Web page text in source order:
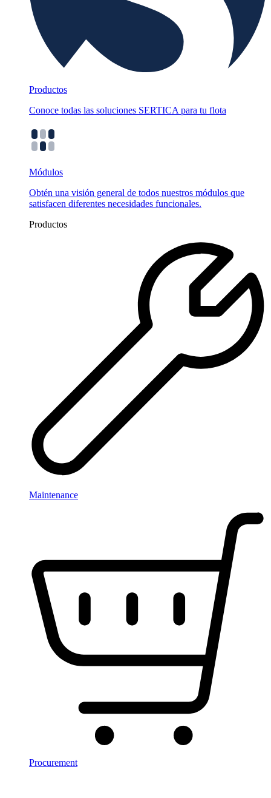
Productos
Conoce todas las soluciones SERTICA para tu flota
Módulos
Obtén una visión general de todos nuestros módulos que
satisfacen diferentes necesidades funcionales.
Productos
Maintenance
Procurement